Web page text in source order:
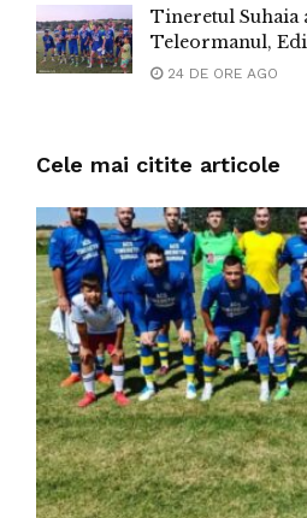
Tineretul Suhaia
Teleormanul,
24 DE ORE AGO
Cele mai citite articole